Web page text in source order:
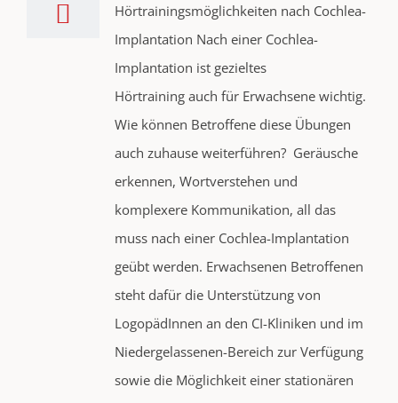
Hörtrainingsmöglichkeiten nach Cochlea-
Implantation Nach einer Cochlea-
Implantation ist gezieltes
Hörtraining auch für Erwachsene wichtig.
Wie können Betroffene diese Übungen
auch zuhause weiterführen? Geräusche
erkennen, Wortverstehen und
komplexere Kommunikation, all das
muss nach einer Cochlea-Implantation
geübt werden. Erwachsenen Betroffenen
steht dafür die Unterstützung von
LogopädInnen an den CI-Kliniken und im
Niedergelassenen-Bereich zur Verfügung
sowie die Möglichkeit einer stationären